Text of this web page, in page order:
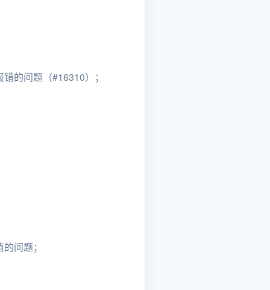
的问题（#16310）；
问题；